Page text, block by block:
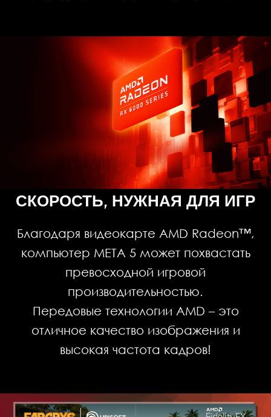
СКОРОСТЬ, НУЖНАЯ ДЛЯ ИГР
Благодаря видеокарте AMD Radeon™,
компьютер META 5 может похвастать
превосходной игровой
производительностью.
Передовые технологии AMD – это
отличное качество изображения и
высокая частота кадров!